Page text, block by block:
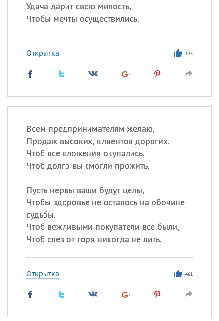
Удача дарит свою милость,
Чтобы мечты осуществились.
Открытка 125
Всем предпринимателям желаю,
Продаж высоких, клиентов дорогих.
Чтоб все вложения окупались,
Чтоб долго вы смогли прожить.
Пусть нервы ваши будут целы,
Чтобы здоровье не осталось на обочине
судьбы.
Чтоб вежливыми покупатели все были,
Чтоб слез от горя никогда не лить.
Открытка 461
ИМЕНА
Сегодня празднуют именины
, Афанасий,Борис
происхождение